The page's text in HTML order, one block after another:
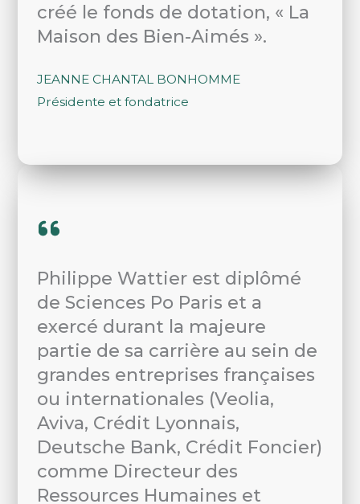
créé le fonds de dotation, « La
Maison des Bien-Aimés ».
JEANNE CHANTAL BONHOMME
Présidente et fondatrice
Philippe Wattier est diplômé
de Sciences Po Paris et a
exercé durant la majeure
partie de sa carrière au sein de
grandes entreprises françaises
ou internationales (Veolia,
Aviva, Crédit Lyonnais,
Deutsche Bank, Crédit Foncier)
comme Directeur des
Ressources Humaines et